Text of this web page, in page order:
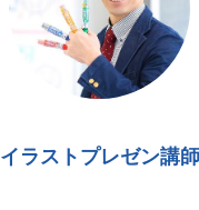
イラストプレゼン講師